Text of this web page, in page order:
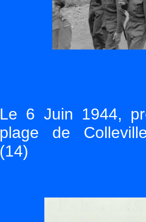
Le 6 Juin 1944,
plage de
(14)